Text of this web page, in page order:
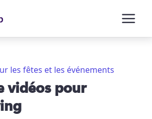
les fêtes et les événements
vidéos pour